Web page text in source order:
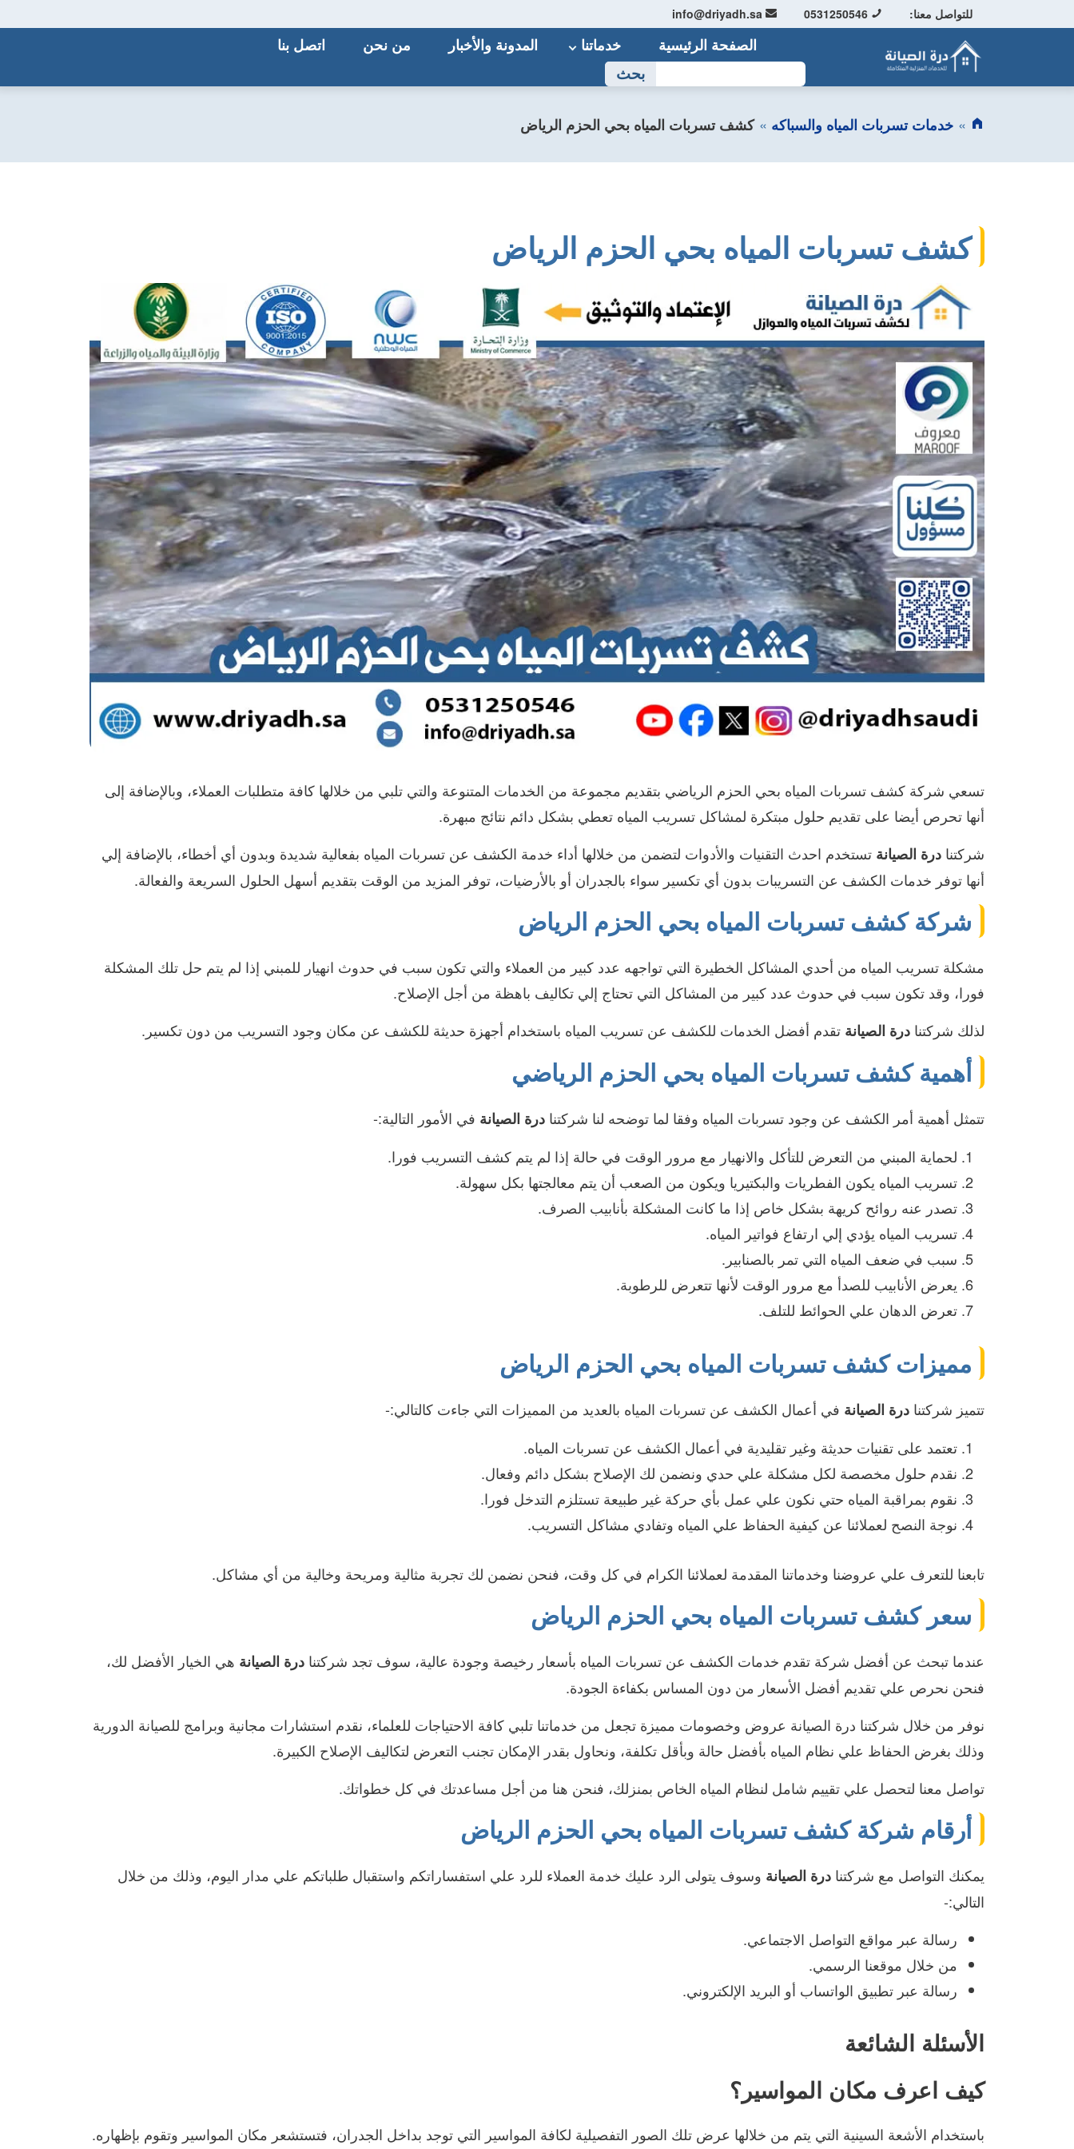
للتواصل معنا:
الصفحة الرئيسية خدماتنا المدونة والأخبار من نحن
اتصل بنا
بحث
خدمات تسربات المياه والسباكه كشف تسربات المياه بحي الحزم الرياض
كشف تسربات المياه بحي الحزم الرياض
تسعي شركة كشف تسربات المياه بحي الحزم الرياضي بتقديم مجموعة من الخدمات المتنوعة والتي تلبي من خلالها كافة متطلبات العملاء، وبالإضافة إلى
أنها تحرص أيضا على تقديم حلول مبتكرة لمشاكل تسريب المياه تعطي بشكل دائم نتائج مبهرة.
شركتنا درة الصيانة تستخدم احدث التقنيات والأدوات لتضمن من خلالها أداء خدمة الكشف عن تسربات المياه بفعالية شديدة وبدون أي أخطاء، بالإضافة إلي
أنها توفر خدمات الكشف عن التسريبات بدون أي تكسير سواء بالجدران أو بالأرضيات، توفر المزيد من الوقت بتقديم أسهل الحلول السريعة والفعالة.
شركة كشف تسربات المياه بحي الحزم الرياض
مشكلة تسريب المياه من أحدي المشاكل الخطيرة التي تواجهه عدد كبير من العملاء والتي تكون سبب في حدوث انهيار للمبني إذا لم يتم حل تلك المشكلة
فورا، وقد تكون سبب في حدوث عدد كبير من المشاكل التي تحتاج إلي تكاليف باهظة من أجل الإصلاح.
لذلك شركتنا درة الصيانة تقدم أفضل الخدمات للكشف عن تسريب المياه باستخدام أجهزة حديثة للكشف عن مكان وجود التسريب من دون تكسير.
أهمية كشف تسربات المياه بحي الحزم الرياضي
تتمثل أهمية أمر الكشف عن وجود تسربات المياه وفقا لما توضحه لنا شركتنا درة الصيانة في الأمور التالية:-
لحماية المبني من التعرض للتأكل والانهيار مع مرور الوقت في حالة إذا لم يتم كشف التسريب فورا.
تسريب المياه يكون الفطريات والبكتيريا ويكون من الصعب أن يتم معالجتها بكل سهولة.
تصدر عنه روائح كريهة بشكل خاص إذا ما كانت المشكلة بأنابيب الصرف.
تسريب المياه يؤدي إلي ارتفاع فواتير المياه.
سبب في ضعف المياه التي تمر بالصنابير.
يعرض الأنابيب للصدأ مع مرور الوقت لأنها تتعرض للرطوبة.
تعرض الدهان علي الحوائط للتلف.
مميزات كشف تسربات المياه بحي الحزم الرياض
تتميز شركتنا درة الصيانة في أعمال الكشف عن تسربات المياه بالعديد من المميزات التي جاءت كالتالي:-
تعتمد على تقنيات حديثة وغير تقليدية في أعمال الكشف عن تسربات المياه.
نقدم حلول مخصصة لكل مشكلة علي حدي ونضمن لك الإصلاح بشكل دائم وفعال.
نقوم بمراقبة المياه حتي نكون علي عمل بأي حركة غير طبيعة تستلزم التدخل فورا.
نوجة النصح لعملائنا عن كيفية الحفاظ علي المياه وتفادي مشاكل التسريب.
تابعنا للتعرف علي عروضنا وخدماتنا المقدمة لعملائنا الكرام في كل وقت، فنحن نضمن لك تجربة مثالية ومريحة وخالية من أي مشاكل.
سعر كشف تسربات المياه بحي الحزم الرياض
عندما تبحث عن أفضل شركة تقدم خدمات الكشف عن تسربات المياه بأسعار رخيصة وجودة عالية، سوف تجد شركتنا درة الصيانة هي الخيار الأفضل لك،
فنحن نحرص علي تقديم أفضل الأسعار من دون المساس بكفاءة الجودة.
نوفر من خلال شركتنا درة الصيانة عروض وخصومات مميزة تجعل من خدماتنا تلبي كافة الاحتياجات للعلماء، نقدم استشارات مجانية وبرامج للصيانة الدورية
وذلك بغرض الحفاظ علي نظام المياه بأفضل حالة وبأقل تكلفة، ونحاول بقدر الإمكان تجنب التعرض لتكاليف الإصلاح الكبيرة.
تواصل معنا لتحصل علي تقييم شامل لنظام المياه الخاص بمنزلك، فنحن هنا من أجل مساعدتك في كل خطواتك.
أرقام شركة كشف تسربات المياه بحي الحزم الرياض
يمكنك التواصل مع شركتنا درة الصيانة وسوف يتولى الرد عليك خدمة العملاء للرد علي استفساراتكم واستقبال طلباتكم علي مدار اليوم، وذلك من خلال
التالي:-
رسالة عبر مواقع التواصل الاجتماعي.
من خلال موقعنا الرسمي.
رسالة عبر تطبيق الواتساب أو البريد الإلكتروني.
الأسئلة الشائعة
كيف اعرف مكان المواسير؟
باستخدام الأشعة السينية التي يتم من خلالها عرض تلك الصور التفصيلية لكافة المواسير التي توجد بداخل الجدران، فتستشعر مكان المواسير وتقوم بإظهاره.